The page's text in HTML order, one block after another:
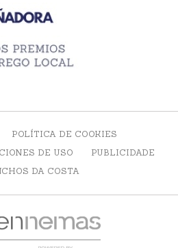
POLÍTICA DE COOKIES
DE USO
PUBLICIDADE
DA COSTA